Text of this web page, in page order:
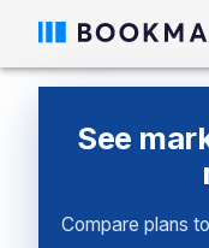
See
Compare plans